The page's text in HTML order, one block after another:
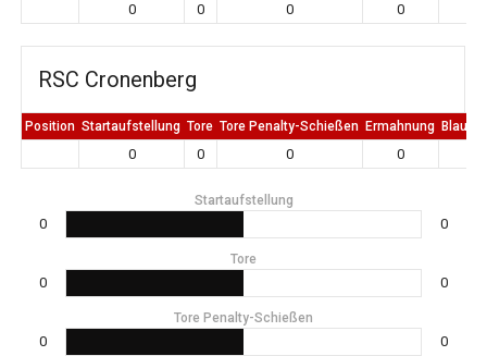
0 0 0 0
RSC Cronenberg
Position Startaufstellung Tore Tore Penalty-Schießen Ermahnung Blaue
0 0 0 0
Startaufstellung
0 0
Tore
0 0
Tore Penalty-Schießen
0 0